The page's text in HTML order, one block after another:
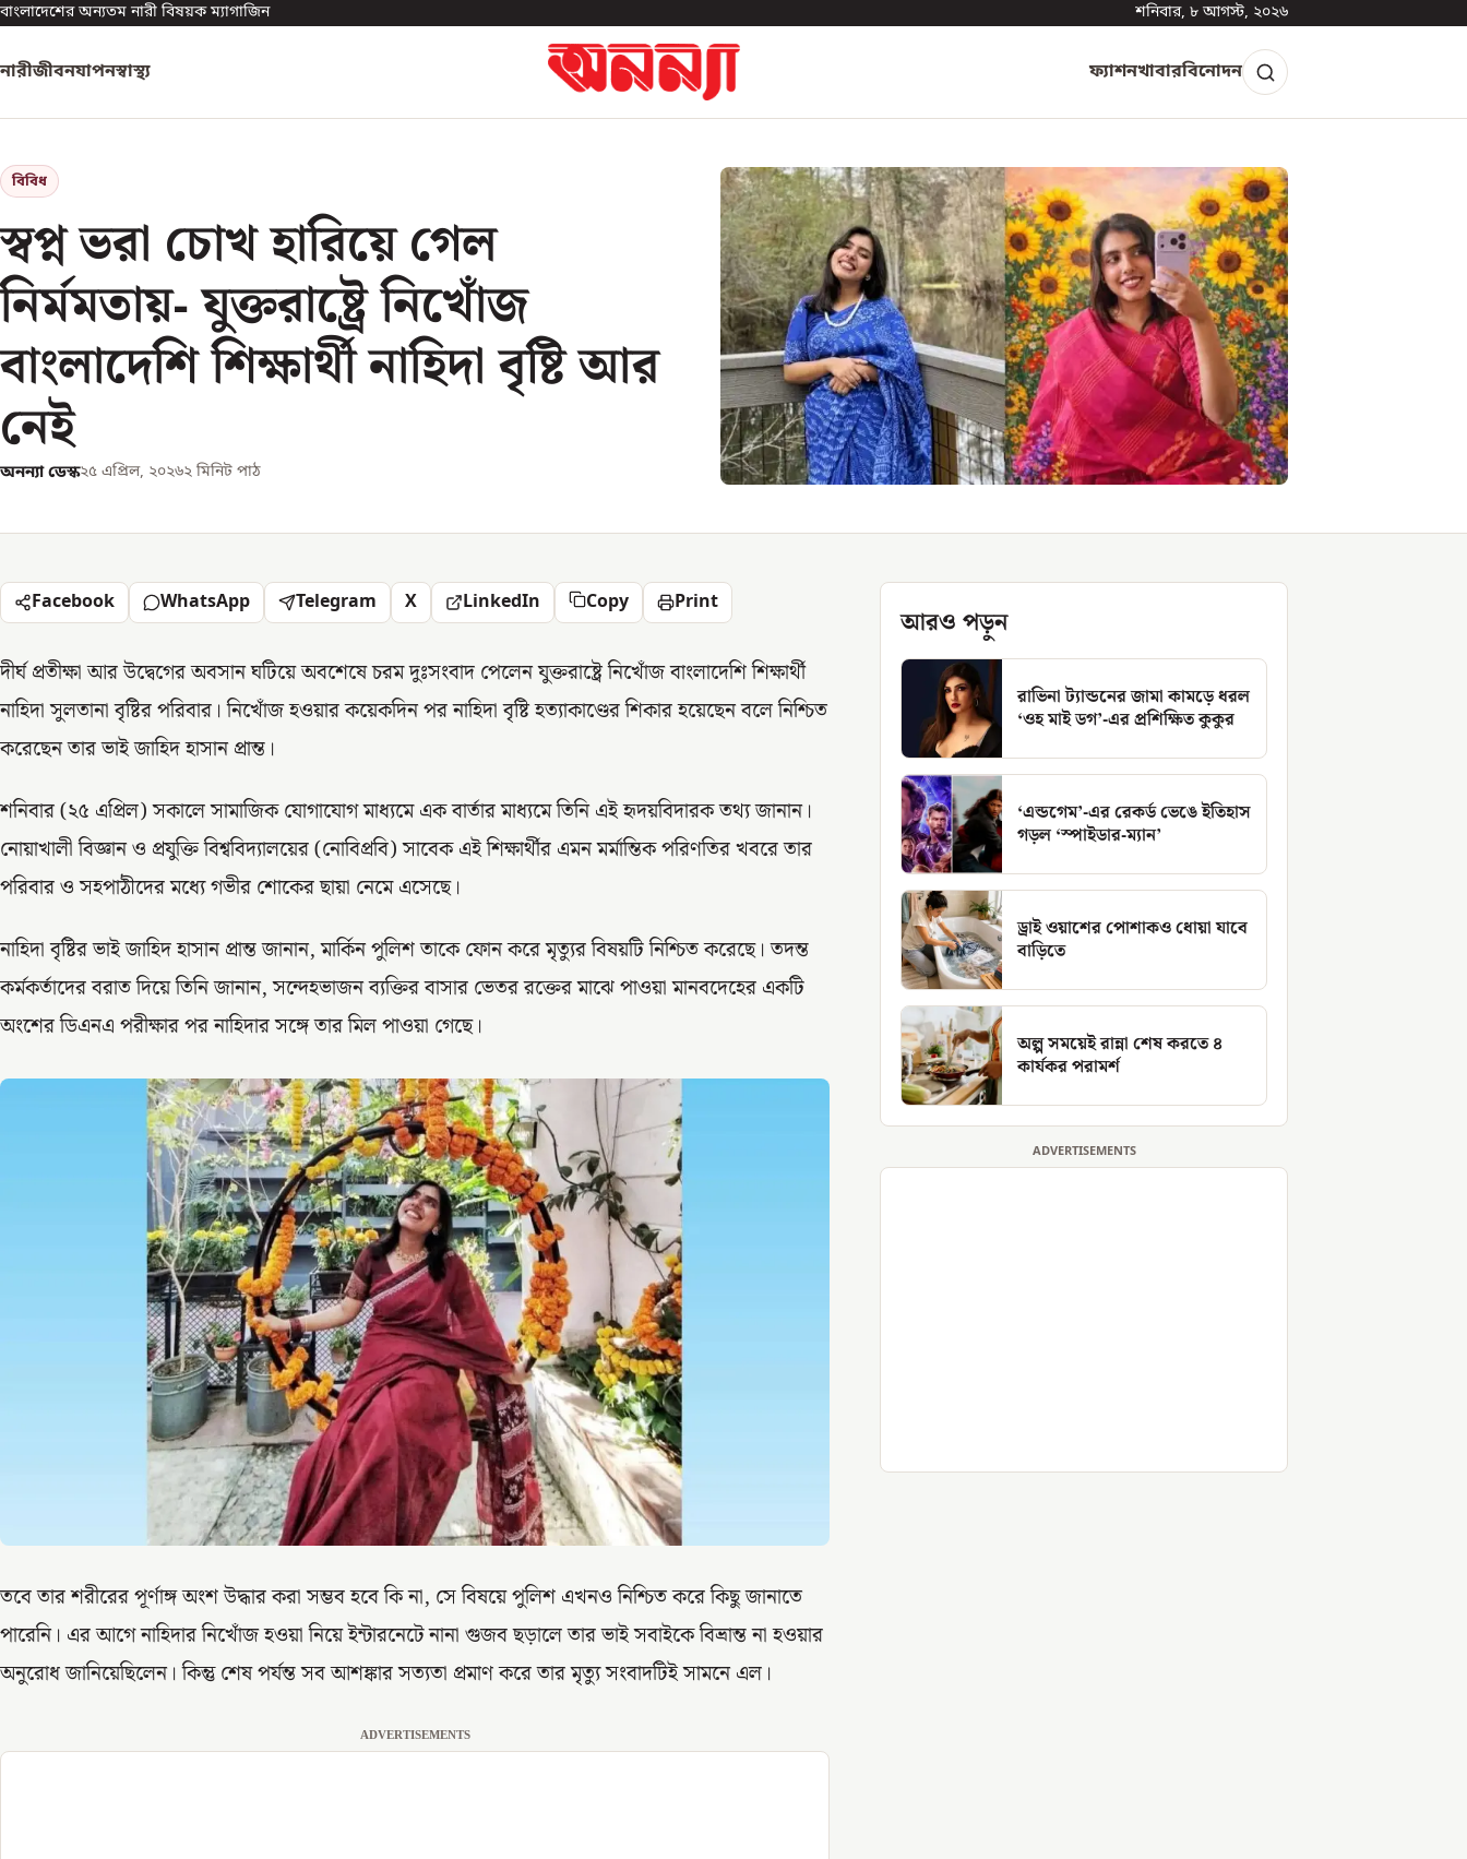
বাংলাদেশের অন্যতম নারী বিষয়ক ম্যাগাজিন শনিবার, ৮ আগস্ট, ২০২৬
নারীজীবনযাপনস্বাস্থ্য ফ্যাশনখাবারবিনোদন
বিবিধ
স্বপ্ন ভরা চোখ হারিয়ে গেল
নির্মমতায়- যুক্তরাষ্ট্রে নিখোঁজ
বাংলাদেশি শিক্ষার্থী নাহিদা বৃষ্টি আর
নেই
অনন্যা ডেস্ক২৫ এপ্রিল, ২০২৬২ মিনিট পাঠ
Facebook WhatsApp Telegram X LinkedIn Copy Print
দীর্ঘ প্রতীক্ষা আর উদ্বেগের অবসান ঘটিয়ে অবশেষে চরম দুঃসংবাদ পেলেন যুক্তরাষ্ট্রে নিখোঁজ বাংলাদেশি শিক্ষার্থী
নাহিদা সুলতানা বৃষ্টির পরিবার। নিখোঁজ হওয়ার কয়েকদিন পর নাহিদা বৃষ্টি হত্যাকাণ্ডের শিকার হয়েছেন বলে নিশ্চিত
করেছেন তার ভাই জাহিদ হাসান প্রান্ত।
শনিবার (২৫ এপ্রিল) সকালে সামাজিক যোগাযোগ মাধ্যমে এক বার্তার মাধ্যমে তিনি এই হৃদয়বিদারক তথ্য জানান।
নোয়াখালী বিজ্ঞান ও প্রযুক্তি বিশ্ববিদ্যালয়ের (নোবিপ্রবি) সাবেক এই শিক্ষার্থীর এমন মর্মান্তিক পরিণতির খবরে তার
পরিবার ও সহপাঠীদের মধ্যে গভীর শোকের ছায়া নেমে এসেছে।
নাহিদা বৃষ্টির ভাই জাহিদ হাসান প্রান্ত জানান, মার্কিন পুলিশ তাকে ফোন করে মৃত্যুর বিষয়টি নিশ্চিত করেছে। তদন্ত
কর্মকর্তাদের বরাত দিয়ে তিনি জানান, সন্দেহভাজন ব্যক্তির বাসার ভেতর রক্তের মাঝে পাওয়া মানবদেহের একটি
অংশের ডিএনএ পরীক্ষার পর নাহিদার সঙ্গে তার মিল পাওয়া গেছে।
তবে তার শরীরের পূর্ণাঙ্গ অংশ উদ্ধার করা সম্ভব হবে কি না, সে বিষয়ে পুলিশ এখনও নিশ্চিত করে কিছু জানাতে
পারেনি। এর আগে নাহিদার নিখোঁজ হওয়া নিয়ে ইন্টারনেটে নানা গুজব ছড়ালে তার ভাই সবাইকে বিভ্রান্ত না হওয়ার
অনুরোধ জানিয়েছিলেন। কিন্তু শেষ পর্যন্ত সব আশঙ্কার সত্যতা প্রমাণ করে তার মৃত্যু সংবাদটিই সামনে এল।
ADVERTISEMENTS
আরও পড়ুন
রাভিনা ট্যান্ডনের জামা কামড়ে ধরল
‘ওহ মাই ডগ’-এর প্রশিক্ষিত কুকুর
‘এন্ডগেম’-এর রেকর্ড ভেঙে ইতিহাস
গড়ল ‘স্পাইডার-ম্যান’
ড্রাই ওয়াশের পোশাকও ধোয়া যাবে
বাড়িতে
অল্প সময়েই রান্না শেষ করতে ৪
কার্যকর পরামর্শ
ADVERTISEMENTS